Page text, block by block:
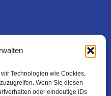
Technologien wie Cookies,
Wenn Sie diesen
oder eindeutige IDs